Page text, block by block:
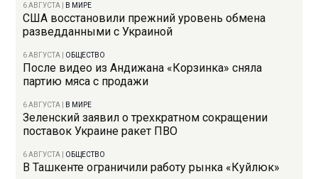
6 АВГУСТА В МИРЕ
США восстановили прежний уровень обмена
разведданными с Украиной
6 АВГУСТА ОБЩЕСТВО
После видео из Андижана «Корзинка» сняла
партию мяса с продажи
6 АВГУСТА В МИРЕ
Зеленский заявил о трехкратном сокращении
поставок Украине ракет ПВО
6 АВГУСТА ОБЩЕСТВО
В Ташкенте ограничили работу рынка «Куйлюк»